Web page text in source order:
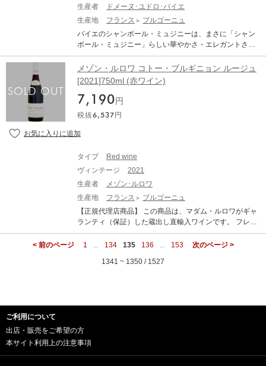
なヴィニュロンの作品のみに見られる、ひとつ上の次元
に到達したように思われます。 「ヴォーヌ・ロマネ」
された村」と称えられ、あのロマネ・コンティを擁する
村です。コート・ド・ニュイのちょうど中央に位置し、6
「レ・バロー」の0.07ha、平均樹齢約25年からなるブド
ウを使用。1回使用樽100%で16ヶ月間熟成。生産量は1
ジックの極めて厳格なリュット・レゾネ栽培。化学肥
料、除草剤、殺虫剤、防腐剤は一切使用しない 醸造：除
は10～12ヶ月間樽熟成。澱引きはビン詰め前に1回の
udelot Baillet Vosne Romanee ドメーヌ・ユドロ・バイ
エ ヴォーヌ・ロマネ 生産地：フランス ブルゴーニュ コ
VOSNE ROMANEE ぶどう品種：ピノ・ノワール 100%
味わい：赤ワイン 辛口 ミディアムボディ
生産者
ドメーヌ･ユドロ･バイエ
生産地
フランス
ブルゴーニュ
バイエのシャンボール・ミュジニーは、まさに「シャン
ボール・ミュジニー」らしい華やかさ・エレガントさを
兼ね備えた素晴らしいもの! 1981年の設立以来ネゴシア
ンへの販売がほとんどだったこのドメーヌが、本格的に
自社ビン詰めを開始したのは1998年。フランス空軍のメ
カニックだったドミニク・ル・グエンが娘婿としてドメ
ーヌに参画してからです。醸造学校を修了した後、義父
の5代目ベルナール・ユドロから栽培と醸造の理論と実際
を学び、2004年に独り立ちしました。 以降彼は、毎年の
ヴィンテージの特徴の差を上回るペースで、ワインの品
ュット・レゾネ栽培を実践し続けている、実質ビオロジ
ックの古樹畑。刷新を重ねた醸造設備。そしてドミニク
自身の丁寧な仕事ぶりと磨き上げた職人の技。それらす
べてが一体となって、近年の彼の作品は、真に偉大なヴ
ィニュロンの作品のみに見られる、ひとつ上の次元に到
ヴィエーユ・ヴィーニュ」は、「デリエール・ル・フー
ル」「レ・ナゾワール」「レ・バビエール」「レ・パ・
なるブドウを使用します。樹齢約60～80年のVV。新樽2
5%、1回使用樽30%、2回使用樽45%で16ヶ月間熟成。
テージより、パッケージデザインが変更になっておりま
す。この年から次男のタンギ・ル・グエンが本格的にワ
イン造りに関わるようになり、父子によるドメーヌの新
メゾン・ルロワ コトー・ブルギニョン ルージュ
[2021]750ml (赤ワイン)
7,190 円
税抜6,537 円
タイプ
Red wine
ヴィンテージ
2021
生産者
メゾン･ルロワ
生産地
フランス
ブルゴーニュ
【正規代理店商品】 この商品は、マダム・ルロワがギャ
ランティ（保証）した蔵出し直輸入ワインです。 フレッ
シュさが魅力の「コトー・ブルギニョン ルージュ」。 18
68年、フランス中部のオクセー・デュレス村に創設され
トップブランドと称されている名門ワイナリー「ルロ
とによりルロワの地位を絶対的なものにしています。 ブ
ロワが厳選し買い付けたコレクションを、自社で熟成さ
せ、出荷しているワインです。飲みごろを迎えるまでル
< 前のページ 1 134 135 136 153
次のページ >
1341 ~ 1350 / 1527
ご利用について
出店・販売をご希望の方
本サイト利用上の注意事項